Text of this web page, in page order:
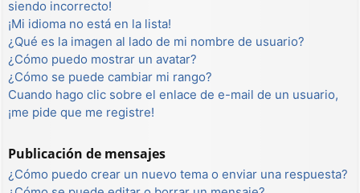
siendo incorrecto!
¡Mi idioma no está en la lista!
¿Qué es la imagen al lado de mi nombre de usuario?
¿Cómo puedo mostrar un avatar?
¿Cómo se puede cambiar mi rango?
Cuando hago clic sobre el enlace de e-mail de un usuario,
¡me pide que me registre!
Publicación de mensajes
¿Cómo puedo crear un nuevo tema o enviar una respuesta?